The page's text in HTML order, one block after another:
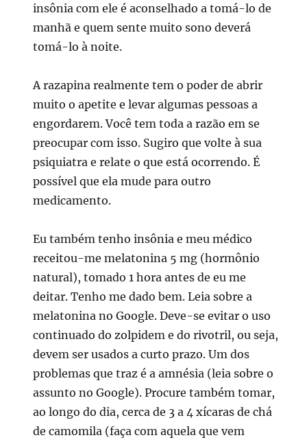
insônia com ele é aconselhado a tomá-lo de
manhã e quem sente muito sono deverá
tomá-lo à noite.
A razapina realmente tem o poder de abrir
muito o apetite e levar algumas pessoas a
engordarem. Você tem toda a razão em se
preocupar com isso. Sugiro que volte à sua
psiquiatra e relate o que está ocorrendo. É
possível que ela mude para outro
medicamento.
Eu também tenho insônia e meu médico
receitou-me melatonina 5 mg (hormônio
natural), tomado 1 hora antes de eu me
deitar. Tenho me dado bem. Leia sobre a
melatonina no Google. Deve-se evitar o uso
continuado do zolpidem e do rivotril, ou seja,
devem ser usados a curto prazo. Um dos
problemas que traz é a amnésia (leia sobre o
assunto no Google). Procure também tomar,
ao longo do dia, cerca de 3 a 4 xícaras de chá
de camomila (faça com aquela que vem